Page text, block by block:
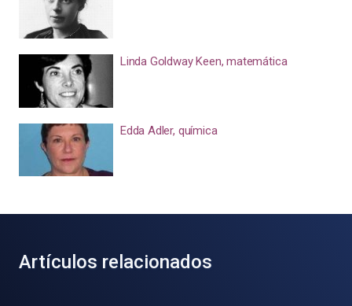
Linda Goldway Keen, matemática
Edda Adler, química
Artículos relacionados